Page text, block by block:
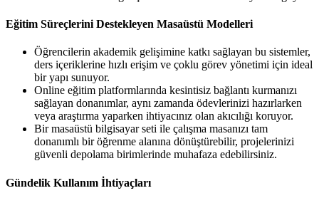
Eğitim Süreçlerini Destekleyen Masaüstü Modelleri
Öğrencilerin akademik gelişimine katkı sağlayan bu sistemler,
ders içeriklerine hızlı erişim ve çoklu görev yönetimi için ideal
bir yapı sunuyor.
Online eğitim platformlarında kesintisiz bağlantı kurmanızı
sağlayan donanımlar, aynı zamanda ödevlerinizi hazırlarken
veya araştırma yaparken ihtiyacınız olan akıcılığı koruyor.
Bir masaüstü bilgisayar seti ile çalışma masanızı tam
donanımlı bir öğrenme alanına dönüştürebilir, projelerinizi
güvenli depolama birimlerinde muhafaza edebilirsiniz.
Gündelik Kullanım İhtiyaçları